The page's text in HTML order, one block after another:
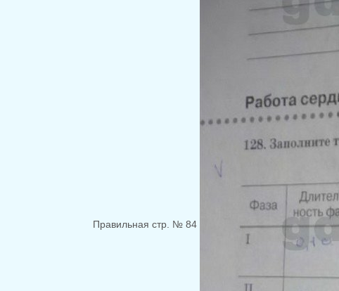
Правильная стр. № 84